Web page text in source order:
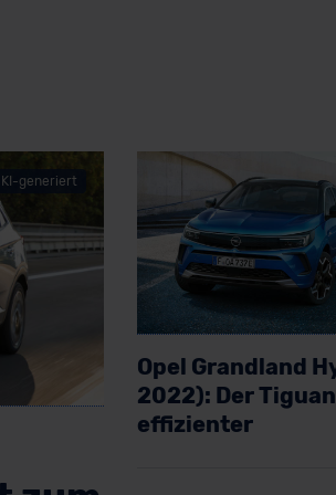
KI-generiert
Opel Grandland
2022): Der
effizienter